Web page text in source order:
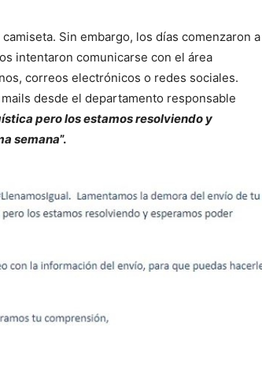
Sin embargo, los días comenzaron a
intentaron comunicarse con el área
correos electrónicos o redes sociales.
desde el departamento responsable
pero los estamos resolviendo y
semana”.